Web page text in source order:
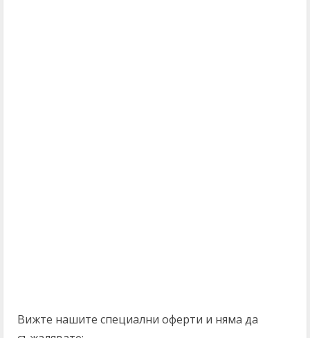
Вижте нашите специални оферти и няма да